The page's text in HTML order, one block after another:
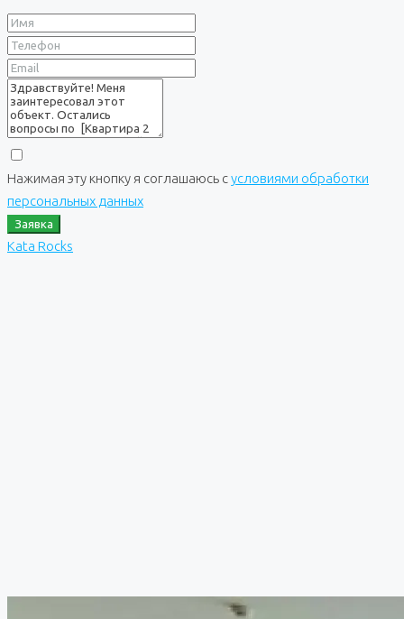
Нажимая эту кнопку я соглашаюсь сусловиями обработки
персональных данных
Заявка
Kata Rocks